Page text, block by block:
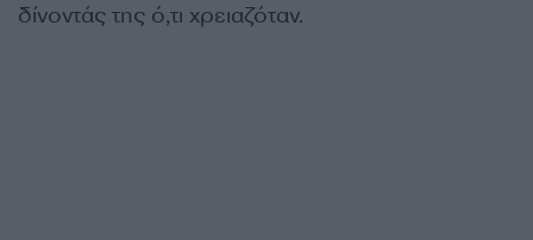
δίνοντάς της ό,τι χρειαζόταν.